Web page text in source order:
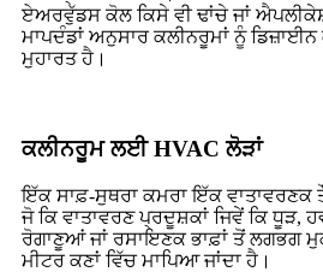
ਏਅਰਵੁੱਡਸ ਕੋਲ ਕਿਸੇ ਵੀ ਢਾਂਚੇ ਜਾਂ
ਮਾਪਦੰਡਾਂ ਅਨੁਸਾਰ ਕਲੀਨਰੂਮਾਂ ਨੂੰ
ਮੁਹਾਰਤ ਹੈ।
ਕਲੀਨਰੂਮ ਲਈ HVAC ਲੋੜਾਂ
ਇੱਕ ਸਾਫ਼-ਸੁਥਰਾ ਕਮਰਾ ਇੱਕ ਵਾਤਾਵਰਣਕ
ਜੋ ਕਿ ਵਾਤਾਵਰਣ ਪ੍ਰਦੂਸ਼ਕਾਂ ਜਿਵੇਂ ਕਿ ਧੂੜ,
ਰੋਗਾਣੂਆਂ ਜਾਂ ਰਸਾਇਣਕ ਭਾਫ਼ਾਂ ਤੋਂ ਲਗਭਗ
ਮੀਟਰ ਕਣਾਂ ਵਿੱਚ ਮਾਪਿਆ ਜਾਂਦਾ ਹੈ।